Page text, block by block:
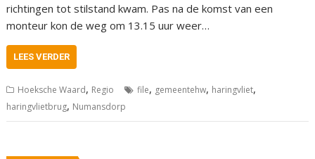
richtingen tot stilstand kwam. Pas na de komst van een
monteur kon de weg om 13.15 uur weer…
LEES VERDER
Hoeksche Waard, Regio file, gemeentehw, haringvliet,
haringvlietbrug, Numansdorp